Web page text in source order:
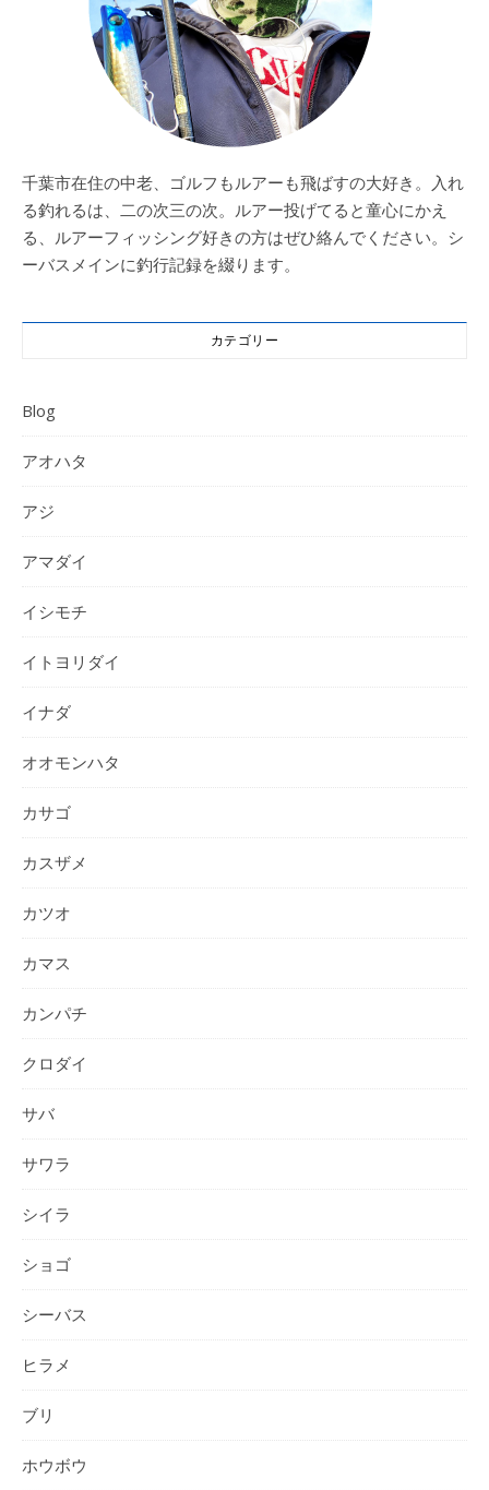
千葉市在住の中老、ゴルフもルアーも飛ばすの大好き。入れ
る釣れるは、二の次三の次。ルアー投げてると童心にかえ
る、ルアーフィッシング好きの方はぜひ絡んでください。シ
ーバスメインに釣行記録を綴ります。
カテゴリー
Blog
アオハタ
アジ
アマダイ
イシモチ
イトヨリダイ
イナダ
オオモンハタ
カサゴ
カスザメ
カツオ
カマス
カンパチ
クロダイ
サバ
サワラ
シイラ
ショゴ
シーバス
ヒラメ
ブリ
ホウボウ